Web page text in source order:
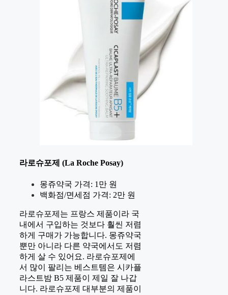
라로슈포제 (La Roche Posay)
몽쥬약국 가격: 1만 원
백화점/면세점 가격: 2만 원
라로슈포제는 프랑스 제품이라 국
내에서 구입하는 것보다 훨씬 저렴
하게 구매가 가능합니다. 몽쥬약국
뿐만 아니라 다른 약국에서도 저렴
하게 살 수 있어요. 라로슈포제에
서 많이 팔리는 베스트템은 시카플
라스트밤 B5 제품이 제일 잘 나갑
니다. 라로슈포제 대부분의 제품이